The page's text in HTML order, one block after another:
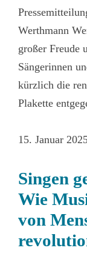
Werthmann
großer Freude
Sängerinnen
kürzlich die
Plakette
15. Januar
Singen
Wie
von